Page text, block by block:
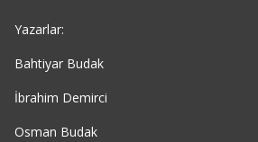
Yazarlar:
Bahtiyar Budak
İbrahim Demirci
Osman Budak